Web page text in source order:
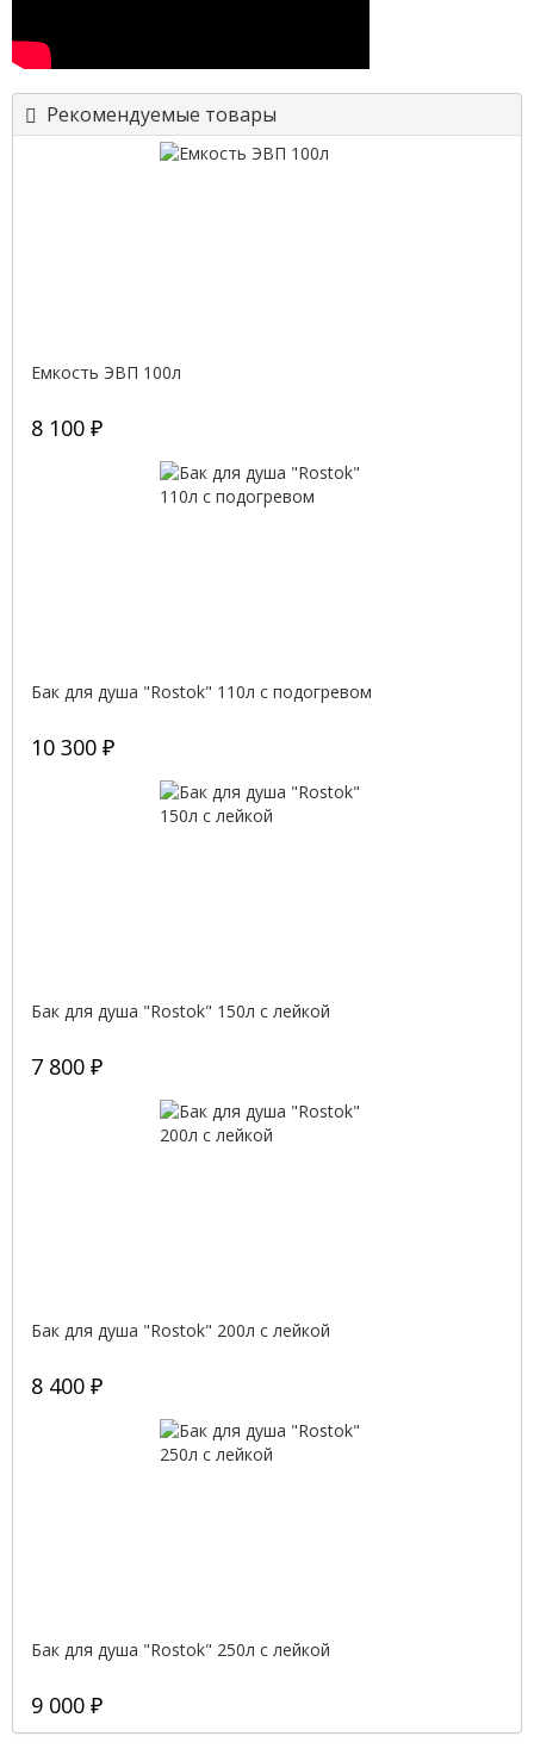
Рекомендуемые товары
Емкость ЭВП 100л
8 100 ₽
Бак для душа "Rostok" 110л с подогревом
10 300 ₽
Бак для душа "Rostok" 150л с лейкой
7 800 ₽
Бак для душа "Rostok" 200л с лейкой
8 400 ₽
Бак для душа "Rostok" 250л с лейкой
9 000 ₽